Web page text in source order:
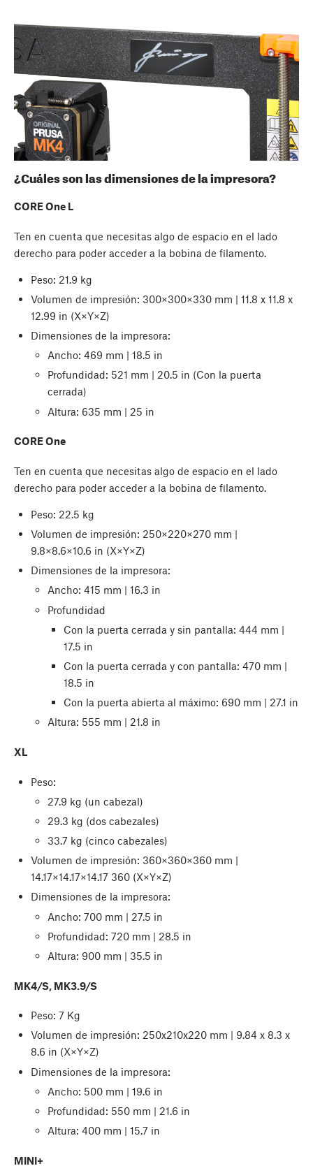
¿Cuáles son las dimensiones de la impresora?
CORE One L
Ten en cuenta que necesitas algo de espacio en el lado
derecho para poder acceder a la bobina de filamento.
Peso: 21.9 kg
Volumen de impresión: 300×300×330 mm | 11.8 x 11.8 x
12.99 in (X×Y×Z)
Dimensiones de la impresora:
Ancho: 469 mm | 18.5 in
Profundidad: 521 mm | 20.5 in (Con la puerta
cerrada)
Altura: 635 mm | 25 in
CORE One
Ten en cuenta que necesitas algo de espacio en el lado
derecho para poder acceder a la bobina de filamento.
Peso: 22.5 kg
Volumen de impresión: 250×220×270 mm |
9.8×8.6×10.6 in (X×Y×Z)
Dimensiones de la impresora:
Ancho: 415 mm | 16.3 in
Profundidad
Con la puerta cerrada y sin pantalla: 444 mm |
17.5 in
Con la puerta cerrada y con pantalla: 470 mm |
18.5 in
Con la puerta abierta al máximo: 690 mm | 27.1 in
Altura: 555 mm | 21.8 in
XL
Peso:
27.9 kg (un cabezal)
29.3 kg (dos cabezales)
33.7 kg (cinco cabezales)
Volumen de impresión: 360×360×360 mm |
14.17×14.17×14.17 360 (X×Y×Z)
Dimensiones de la impresora:
Ancho: 700 mm | 27.5 in
Profundidad: 720 mm | 28.5 in
Altura: 900 mm | 35.5 in
MK4/S, MK3.9/S
Peso: 7 Kg
Volumen de impresión: 250x210x220 mm | 9.84 x 8.3 x
8.6 in (X×Y×Z)
Dimensiones de la impresora:
Ancho: 500 mm | 19.6 in
Profundidad: 550 mm | 21.6 in
Altura: 400 mm | 15.7 in
MINI+